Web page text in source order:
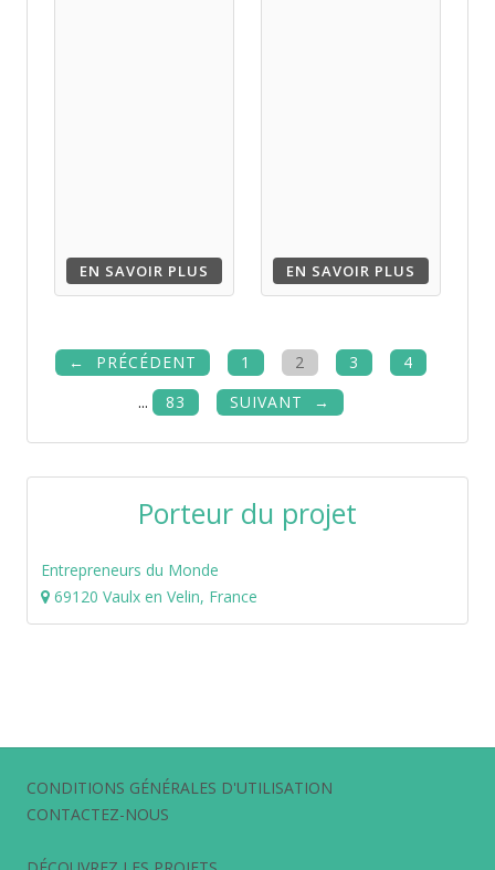
EN SAVOIR PLUS EN SAVOIR PLUS
PRÉCÉDENT 1 2 3
4
...
83 SUIVANT
Porteur du projet
Entrepreneurs du Monde
69120 Vaulx en Velin, France
CONDITIONS GÉNÉRALES D'UTILISATION
CONTACTEZ-NOUS